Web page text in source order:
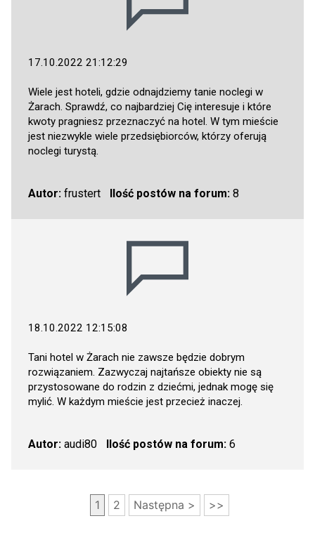
17.10.2022 21:12:29
Wiele jest hoteli, gdzie odnajdziemy tanie noclegi w
Żarach. Sprawdź, co najbardziej Cię interesuje i które
kwoty pragniesz przeznaczyć na hotel. W tym mieście
jest niezwykle wiele przedsiębiorców, którzy oferują
noclegi turystą.
Autor: frustert Ilość postów na forum:8
18.10.2022 12:15:08
Tani hotel w Żarach nie zawsze będzie dobrym
rozwiązaniem. Zazwyczaj najtańsze obiekty nie są
przystosowane do rodzin z dziećmi, jednak mogę się
mylić. W każdym mieście jest przecież inaczej.
Autor: audi80 Ilość postów na forum:6
1 2 Następna > >>